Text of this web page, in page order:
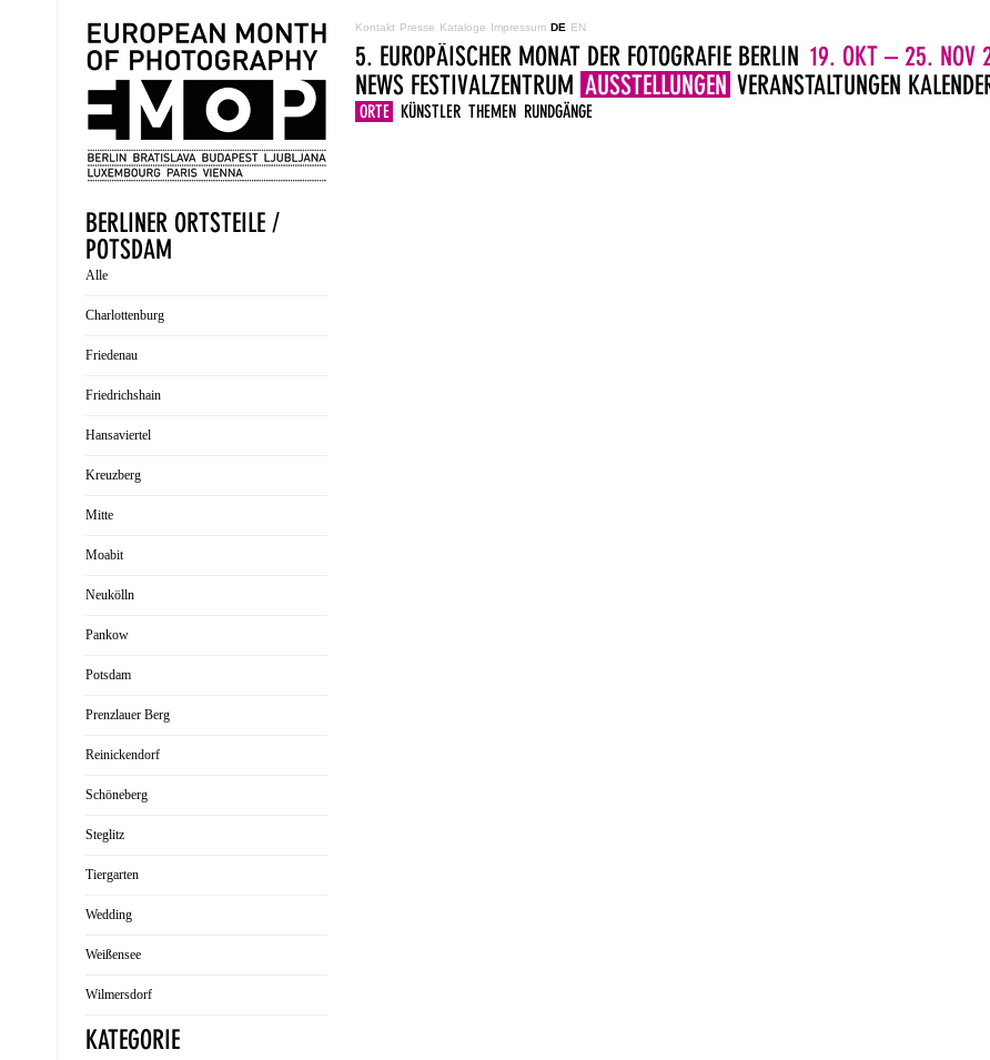
Kontakt Presse Kataloge Impressum DE EN
5. EUROPÄISCHER MONAT DER FOTOGRAFIE BERLIN 19. OKT – 25. NOV
NEWS FESTIVALZENTRUM AUSSTELLUNGEN
ORTE KÜNSTLER THEMEN RUNDGÄNGE
VERANSTALTUNGEN
BERLINER ORTSTEILE /
POTSDAM
Alle
Charlottenburg
Friedenau
Friedrichshain
Hansaviertel
Kreuzberg
Mitte
Moabit
Neukölln
Pankow
Potsdam
Prenzlauer Berg
Reinickendorf
Schöneberg
Steglitz
Tiergarten
Wedding
Weißensee
Wilmersdorf
KATEGORIE